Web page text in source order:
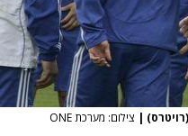
| צילום: מערכת ONE